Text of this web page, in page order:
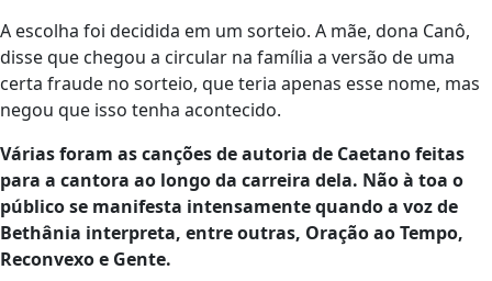
A escolha foi decidida em um sorteio. A mãe, dona Canô,
disse que chegou a circular na família a versão de uma
certa fraude no sorteio, que teria apenas esse nome, mas
negou que isso tenha acontecido.
Várias foram as canções de autoria de Caetano feitas
para a cantora ao longo da carreira dela. Não à toa o
público se manifesta intensamente quando a voz de
Bethânia interpreta, entre outras, Oração ao Tempo,
Reconvexo e Gente.